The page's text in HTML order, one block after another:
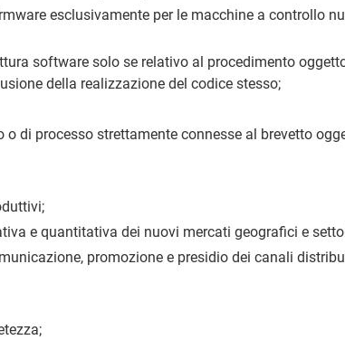
esclusivamente per le macchine a controllo
software solo se relativo al procedimento
della realizzazione del codice stesso;
di processo strettamente connesse al brevetto
e quantitativa dei nuovi mercati geografici e
promozione e presidio dei canali